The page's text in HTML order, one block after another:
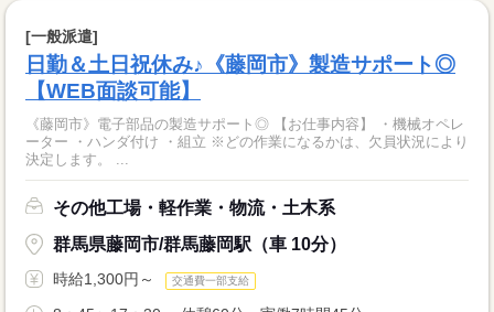
[一般派遣]
日勤＆土日祝休み♪《藤岡市》製造サポート◎
【WEB面談可能】
《藤岡市》電子部品の製造サポート◎ 【お仕事内容】 ・機械オペレ
ーター ・ハンダ付け ・組立 ※どの作業になるかは、欠員状況により
決定します。 ...
その他工場・軽作業・物流・土木系
群馬県藤岡市/群馬藤岡駅（車 10分）
時給1,300円～ 交通費一部支給